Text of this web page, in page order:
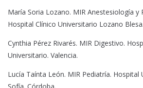
María Soria Lozano. MIR Anestesiología y
Hospital Clínico Universitario Lozano
Cynthia Pérez Rivarés. MIR Digestivo.
Universitario. Valencia.
Lucía Taínta León. MIR Pediatría. Hospital